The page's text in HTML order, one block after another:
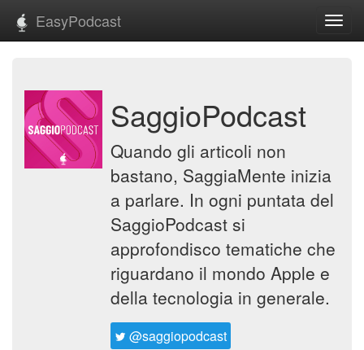
EasyPodcast
SaggioPodcast
Quando gli articoli non
bastano, SaggiaMente inizia
a parlare. In ogni puntata del
SaggioPodcast si
approfondisco tematiche che
riguardano il mondo Apple e
della tecnologia in generale.
@saggiopodcast